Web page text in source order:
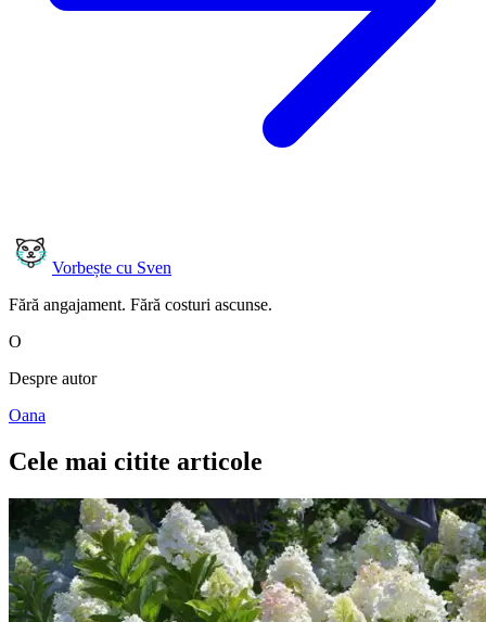
Vorbește cu Sven
Fără angajament. Fără costuri ascunse.
O
Despre autor
Oana
Cele mai citite articole